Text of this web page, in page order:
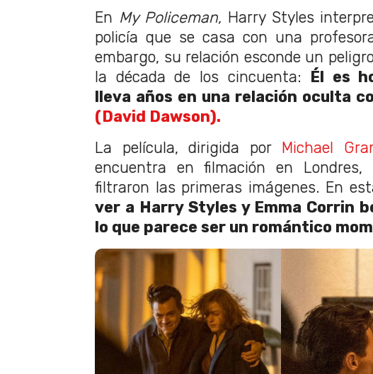
En My Policeman, Harry Styles
policía que se casa con una
embargo, su relación esconde un
la década de los cincuenta: Él es
lleva años en una relación oculta
(David Dawson).
La película, dirigida por Michael
encuentra en filmación en Londres,
filtraron las primeras imágenes. En
ver a Harry Styles y Emma Corrin
lo que parece ser un romántico